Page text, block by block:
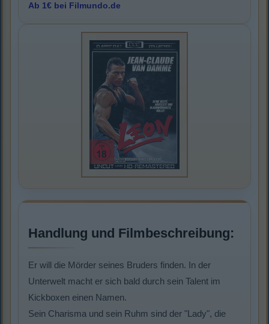
Ab 1€ bei Filmundo.de
Handlung und Filmbeschreibung:
Er will die Mörder seines Bruders finden. In der
Unterwelt macht er sich bald durch sein Talent im
Kickboxen einen Namen.
Sein Charisma und sein Ruhm sind der "Lady", die